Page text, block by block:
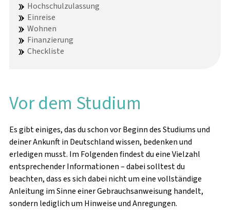
BAFÖG-ANTRAG
WISSENSWERTES
SOZIAL- UND
STUDIENFINANZIERUNGSBERATUNG
PSYCHOTHERAPEUTISCHE BERATUNG
Hochschulzulassung
Einreise
Wohnen
Finanzierung
Checkliste
Vor dem Studium
Es gibt einiges, das du schon vor Beginn des Studiums und
deiner Ankunft in Deutschland wissen, bedenken und
erledigen musst. Im Folgenden findest du eine Vielzahl
entsprechender Informationen – dabei solltest du
beachten, dass es sich dabei nicht um eine vollständige
Anleitung im Sinne einer Gebrauchsanweisung handelt,
sondern lediglich um Hinweise und Anregungen.